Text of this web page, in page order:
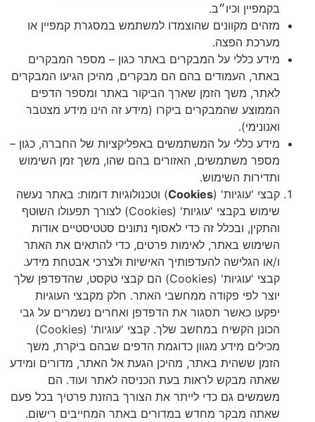
בקמפיין וכיו״ב.
מזהים מקוונים שהוצמדו למשתמש במסגרת קמפיין או
מערכת הפצה.
מידע כללי על המבקרים באתר כגון – מספר המבקרים
באתר, העמודים בהם הם מבקרים, מהיכן הגיעו המבקרים
לאתר, משך הזמן שארך הביקור באתר ומספר הדפים
הממוצע שהמבקרים ביקרו (מידע זה הינו מידע מצטבר
ואנונימי).
מידע כללי על המשתמשים באפליקציות של החברה, כגון –
מספר משתמשים, האזורים בהם שהו, משך זמן השימוש
ותדירות השימוש.
קבצי 'עוגיות' (Cookies) וטכנולוגיות דומות: באתר נעשה
שימוש בקבצי 'עוגיות' (Cookies) לצורך תפעולו השוטף
והתקין, ובכלל זה כדי לאסוף נתונים סטטיסטיים אודות
השימוש באתר, לאימות פרטים, כדי להתאים את האתר
ו/או הגלישה להעדפותיך האישיות ולצרכי אבטחת מידע.
קבצי 'עוגיות' (Cookies) הם קבצי טקסט, שהדפדפן שלך
יוצר לפי פקודה ממחשבי האתר. חלק מקבצי העוגיות
יפקעו כאשר תסגור את הדפדפן ואחרים נשמרים על גבי
הכונן הקשיח במחשב שלך. קבצי 'עוגיות' (Cookies)
מכילים מידע מגוון כדוגמת הדפים שבהם ביקרת, משך
הזמן ששהית באתר, מהיכן הגעת אל האתר, מדורים ומידע
שאתה מבקש לראות בעת הכניסה לאתר ועוד. הם
משמשים גם כדי לייתר את הצורך בהזנת פרטיך בכל פעם
שאתה מבקר מחדש במדורים באתר המחייבים רישום.